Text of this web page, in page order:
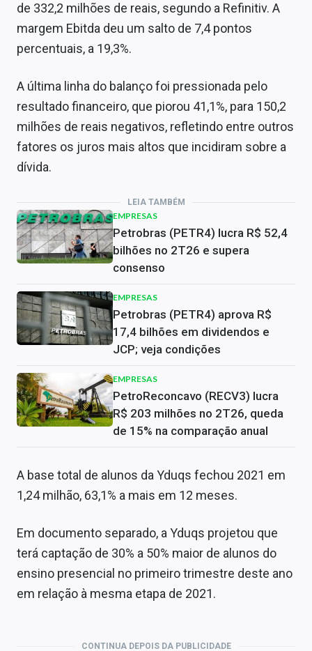
de 332,2 milhões de reais, segundo a Refinitiv. A
margem Ebitda deu um salto de 7,4 pontos
percentuais, a 19,3%.
A última linha do balanço foi pressionada pelo
resultado financeiro, que piorou 41,1%, para 150,2
milhões de reais negativos, refletindo entre outros
fatores os juros mais altos que incidiram sobre a
dívida.
LEIA TAMBÉM
EMPRESAS
Petrobras (PETR4) lucra R$ 52,4
bilhões no 2T26 e supera
consenso
EMPRESAS
Petrobras (PETR4) aprova R$
17,4 bilhões em dividendos e
JCP; veja condições
EMPRESAS
PetroReconcavo (RECV3) lucra
R$ 203 milhões no 2T26, queda
de 15% na comparação anual
A base total de alunos da Yduqs fechou 2021 em
1,24 milhão, 63,1% a mais em 12 meses.
Em documento separado, a Yduqs projetou que
terá captação de 30% a 50% maior de alunos do
ensino presencial no primeiro trimestre deste ano
em relação à mesma etapa de 2021.
CONTINUA DEPOIS DA PUBLICIDADE